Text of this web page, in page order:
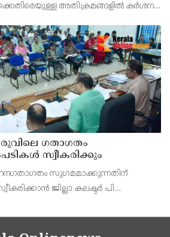
അതിക്രമങ്ങളിൽ കർശന
ഗതാഗതം
സ്വീകരിക്കും
സുഗമമാക്കുന്നതിന്
ജില്ലാ കലക്ടര്‍ പി